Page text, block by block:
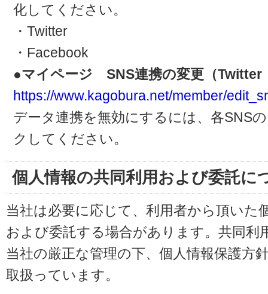
化してください。
・Twitter
・Facebook
●マイページ SNS連携の変更（Twitter
https://www.kagobura.net/member/
データ連携を無効にするには、各SNS
クしてください。
個人情報の共同利用および委託に
当社は必要に応じて、利用者から頂いた
および委託する場合があります。共同利
当社の厳正な管理の下、個人情報保護方
取扱っています。